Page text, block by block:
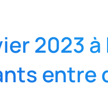
2023
entre